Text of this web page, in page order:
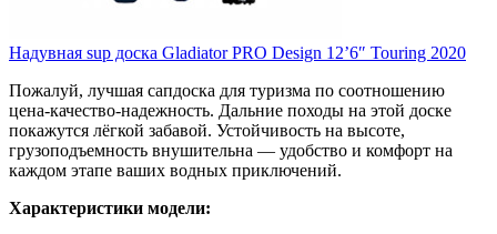
Надувная sup доска Gladiator PRO Design 12’6″ Touring 2020
Пожалуй, лучшая сапдоска для туризма по соотношению
цена-качество-надежность. Дальние походы на этой доске
покажутся лёгкой забавой. Устойчивость на высоте,
грузоподъемность внушительна — удобство и комфорт на
каждом этапе ваших водных приключений.
Характеристики модели: